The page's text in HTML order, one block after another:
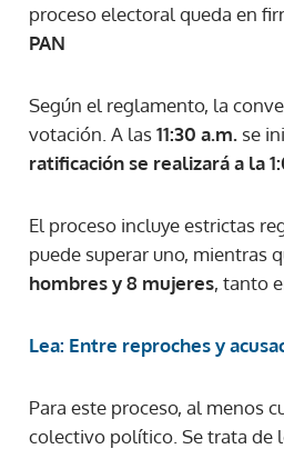
proceso electoral queda en
PAN
Según el reglamento, la
votación. A las11:30 a.m. se
ratificación se realizará a la
El proceso incluye estrictas
puede superar uno, mientras
hombres y 8 mujeres, tanto
Lea: Entre reproches y
Para este proceso, al menos
colectivo político. Se trata de